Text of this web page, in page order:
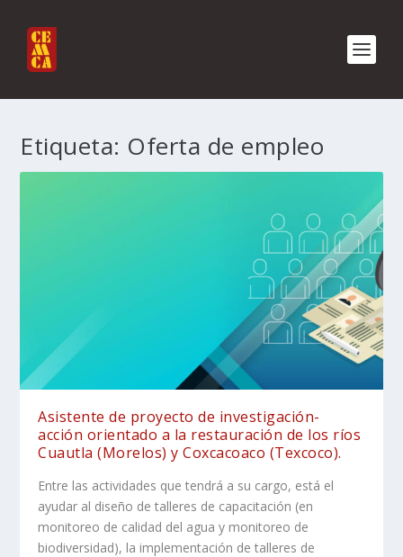
Etiqueta: Oferta de empleo
Asistente de proyecto de investigación-
acción orientado a la restauración de los ríos
Cuautla (Morelos) y Coxcacoaco (Texcoco).
Entre las actividades que tendrá a su cargo, está el
ayudar al diseño de talleres de capacitación (en
monitoreo de calidad del agua y monitoreo de
biodiversidad), la implementación de talleres de